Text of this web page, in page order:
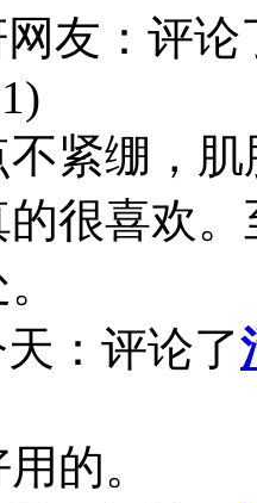
友：评论
紧绷，
很喜欢
：评论了
的。